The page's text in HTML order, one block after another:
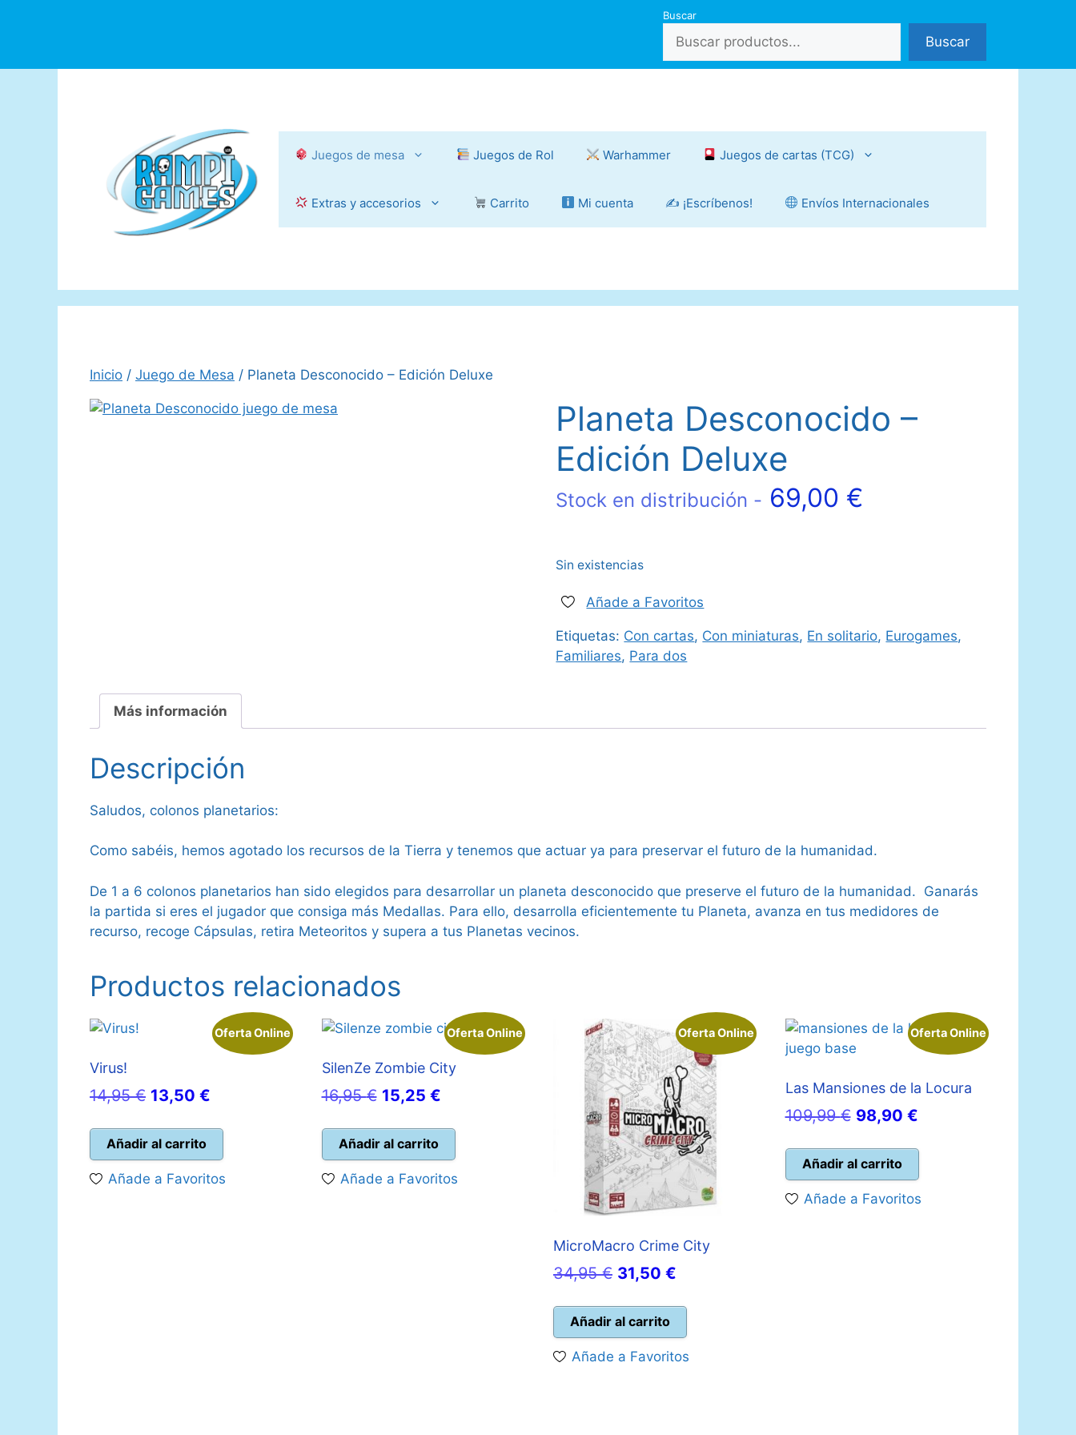
Buscar
Buscar
Juegos de mesa Juegos de Rol Warhammer Juegos de cartas (TCG)
Extras y accesorios Carrito Mi cuenta ✍️ ¡Escríbenos! Envíos Internacionales
Inicio / Juego de Mesa / Planeta Desconocido – Edición Deluxe
Planeta Desconocido –
Edición Deluxe
Stock en distribución - 69,00 €
Sin existencias
Añade a Favoritos
Etiquetas: Con cartas, Con miniaturas, En solitario, Eurogames,
Familiares, Para dos
Más información
Descripción
Saludos, colonos planetarios:
Como sabéis, hemos agotado los recursos de la Tierra y tenemos que actuar ya para preservar el futuro de la humanidad.
De 1 a 6 colonos planetarios han sido elegidos para desarrollar un planeta desconocido que preserve el futuro de la humanidad. Ganarás
la partida si eres el jugador que consiga más Medallas. Para ello, desarrolla eficientemente tu Planeta, avanza en tus medidores de
recurso, recoge Cápsulas, retira Meteoritos y supera a tus Planetas vecinos.
Productos relacionados
Oferta Online
Virus!
14,95€ El
original
era:
14,95 €.
13,50 €
es:
13,50 €.
Añadir al carrito
Añade a Favoritos
Oferta Online
SilenZe Zombie City
16,95€ El
original
era:
16,95 €.
15,25 €El
es:
15,25 €.
Añadir al carrito
Añade a Favoritos
Oferta Online
MicroMacro Crime City
34,95€ El
original
era:
34,95 €.
31,50 €
es:
31,50 €.
Añadir al carrito
Añade a Favoritos
Oferta Online
Las Mansiones de la Locura
109,99€ El
original
era:
109,99 €.
98,90 €El
es:
98,90 €.
Añadir al carrito
Añade a Favoritos